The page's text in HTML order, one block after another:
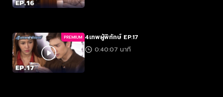
PREMIUM 4เทพผู้พิทักษ์ EP.17
0:40:07 นาที